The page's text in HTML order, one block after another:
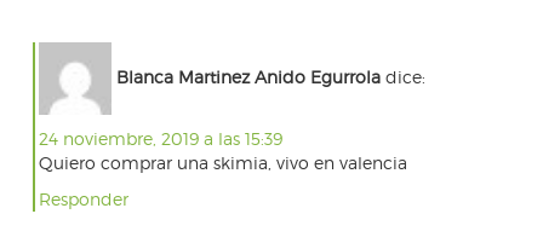
Blanca Martinez Anido Egurrola dice:
24 noviembre, 2019 a las 15:39
Quiero comprar una skimia, vivo en valencia
Responder